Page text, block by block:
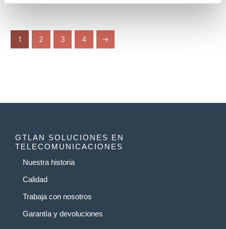
1 2 3 4 →
GTLAN SOLUCIONES EN
TELECOMUNICACIONES
Nuestra historia
Calidad
Trabaja con nosotros
Garantía y devoluciones